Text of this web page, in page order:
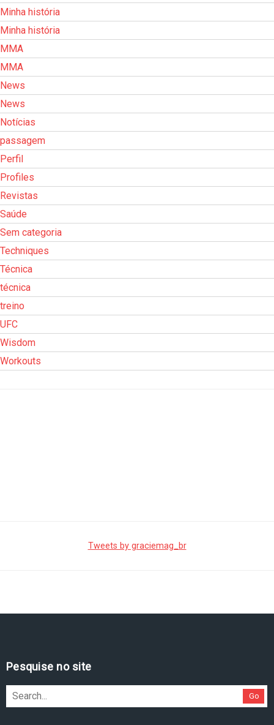
Minha história
Minha história
MMA
MMA
News
News
Notícias
passagem
Perfil
Profiles
Revistas
Saúde
Sem categoria
Techniques
Técnica
técnica
treino
UFC
Wisdom
Workouts
Tweets by graciemag_br
Pesquise no site
Go